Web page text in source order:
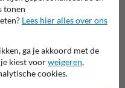
tonen
Lees hier alles over ons
ga je akkoord met de
kiest voorweigeren,
cookies.